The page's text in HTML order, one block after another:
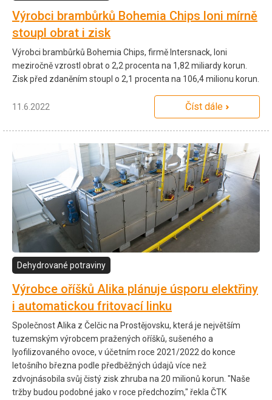
Výrobci brambůrků Bohemia Chips loni mírně
stoupl obrat i zisk
Výrobci brambůrků Bohemia Chips, firmě Intersnack, loni
meziročně vzrostl obrat o 2,2 procenta na 1,82 miliardy korun.
Zisk před zdaněním stoupl o 2,1 procenta na 106,4 milionu korun.
11.6.2022 Číst dále
Dehydrované potraviny
Výrobce oříšků Alika plánuje úsporu elektřiny
i automatickou fritovací linku
Společnost Alika z Čelčic na Prostějovsku, která je největším
tuzemským výrobcem pražených oříšků, sušeného a
lyofilizovaného ovoce, v účetním roce 2021/2022 do konce
letošního března podle předběžných údajů více než
zdvojnásobila svůj čistý zisk zhruba na 20 milionů korun. "Naše
tržby budou podobné jako v roce předchozím," řekla ČTK